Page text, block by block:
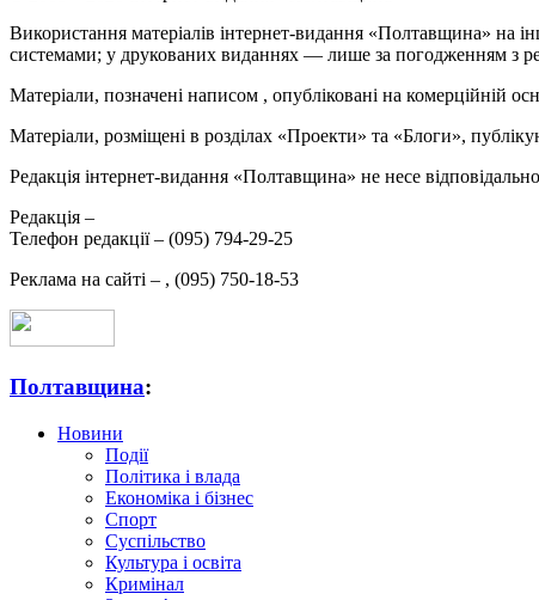
Використання матеріалів інтернет-видання «Полтавщина» на
системами; у друкованих виданнях — лише за погодженням з
Матеріали, позначені написом , опубліковані на комерційній
Матеріали, розміщені в розділах «Проекти» та «Блоги»,
Редакція інтернет-видання «Полтавщина» не несе
Редакція –
Телефон редакції – (095) 794-29-25
Реклама на сайті – , (095) 750-18-53
Полтавщина:
Новини
Події
Політика і влада
Економіка і бізнес
Спорт
Суспільство
Культура і освіта
Кримінал